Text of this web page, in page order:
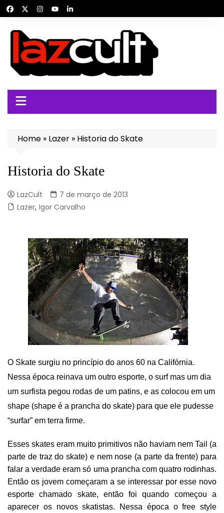
para
conteúdo
Home » Lazer » Historia do Skate
Historia do Skate
LazCult
7 de março de 2013
Lazer, Igor Carvalho
O Skate surgiu no princípio do anos 60 na Califórnia.
Nessa época reinava um outro esporte, o surf mas um dia
um surfista pegou rodas de um patins, e as colocou em um
shape (shape é a prancha do skate) para que ele pudesse
“surfar” em terra firme.
Esses skates eram muito primitivos não haviam nem Tail (a
parte de traz do skate) e nem nose (a parte da frente) para
falar a verdade eram só uma prancha com quatro rodinhas.
Então os jovem começaram a se interessar por esse novo
esporte chamado skate, então foi quando começou a
aparecer os novos skatistas. Nessa época o free style